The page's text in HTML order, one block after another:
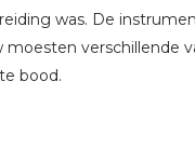
was. De
verschillende
bood.